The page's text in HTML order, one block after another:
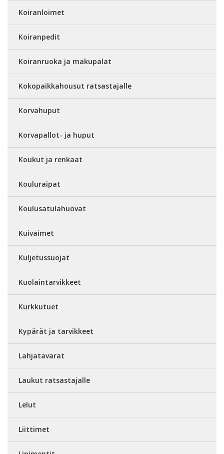
Koiranloimet
Koiranpedit
Koiranruoka ja makupalat
Kokopaikkahousut ratsastajalle
Korvahuput
Korvapallot- ja huput
Koukut ja renkaat
Kouluraipat
Koulusatulahuovat
Kuivaimet
Kuljetussuojat
Kuolaintarvikkeet
Kurkkutuet
Kypärät ja tarvikkeet
Lahjatavarat
Laukut ratsastajalle
Lelut
Liittimet